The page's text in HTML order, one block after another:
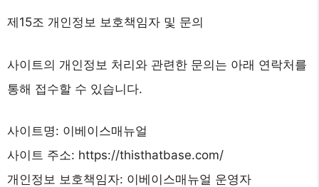
제15조 개인정보 보호책임자 및 문의
사이트의 개인정보 처리와 관련한 문의는 아래 연락처를
통해 접수할 수 있습니다.
사이트명: 이베이스매뉴얼
사이트 주소: https://thisthatbase.com/
개인정보 보호책임자: 이베이스매뉴얼 운영자